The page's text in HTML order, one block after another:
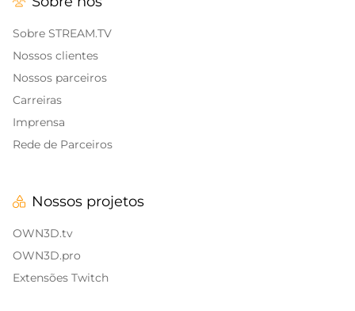
Sobreposições para IRL
Sobreposições para jogos
Sobreposições de Call of Duty
Sobreposições para Fortnite
CS:GO
Valorant
Alert Sons
Banners de encerramento da transmissão
Banners de pausa da Twitch
Sobre STREAM.TV
Nossos clientes
Nossos parceiros
Carreiras
Imprensa
Rede de Parceiros
Nossos projetos
OWN3D.tv
OWN3D.pro
Extensões Twitch